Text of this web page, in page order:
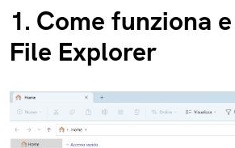
1. Come funziona
File Explorer